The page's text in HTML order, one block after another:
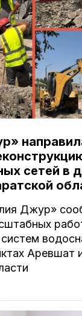
сетей в
Джур»
Аревшат